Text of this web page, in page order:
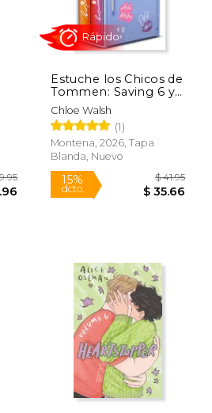
Rápido
Estuche los Chicos de
Tommen: Saving 6 y
Redeeming 6 (Joey y
Aoife)
Chloe Walsh
(1)
Montena, 2026, Tapa
Blanda, Nuevo